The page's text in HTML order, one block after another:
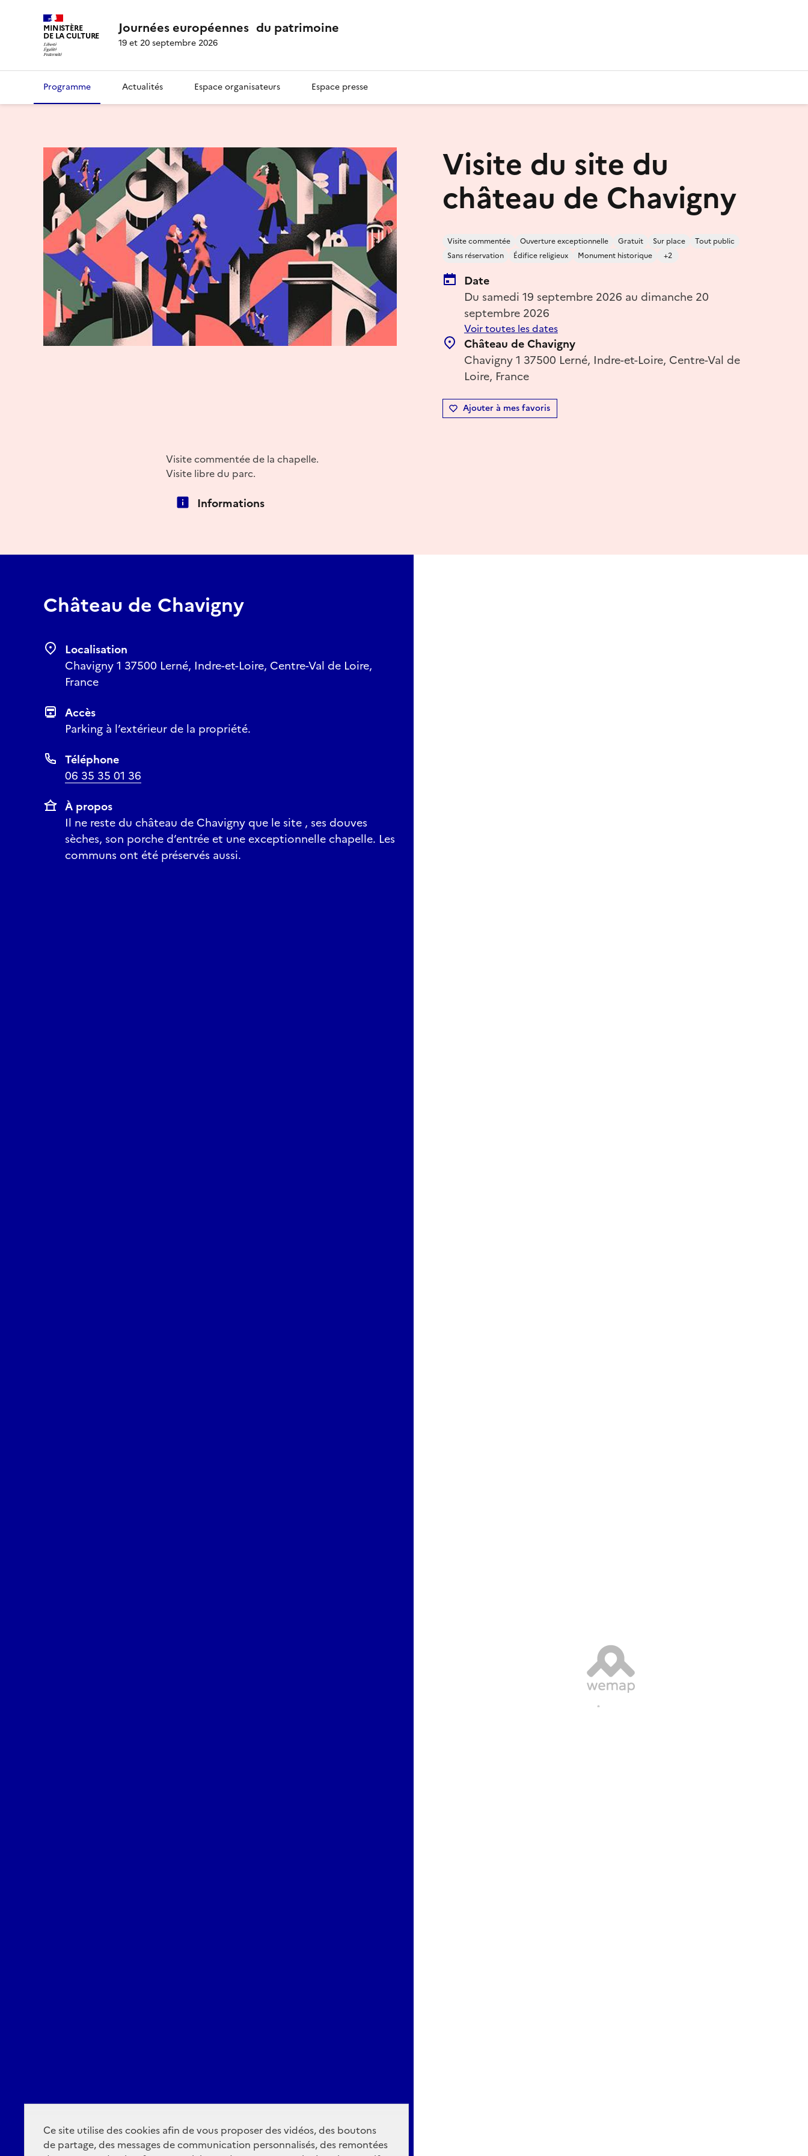
Ce site utilise des cookies afin de vous proposer des vidéos, des boutons
de partage, des messages de communication personnalisés, des remontées
MINISTÈRE
DE LA CULTURE Journées européennes du patrimoine
19 et 20 septembre 2026
Programme Actualités Espace organisateurs Espace presse
Visite du site du
château de Chavigny
Visite commentée Ouverture exceptionnelle Gratuit Sur place
Tout public
Sans réservation
Édifice religieux Monument historique +2
Date
Du samedi 19 septembre 2026 au dimanche 20
septembre 2026
Voir toutes les dates
Château de Chavigny
Chavigny 1 37500 Lerné, Indre-et-Loire, Centre-Val de
Loire, France
Ajouter à mes favoris
Visite commentée de la chapelle.
Visite libre du parc.
Informations
Château de Chavigny
Localisation
Chavigny 1 37500 Lerné, Indre-et-Loire, Centre-Val de Loire,
France
Accès
Parking à l’extérieur de la propriété.
Téléphone
06 35 35 01 36
À propos
Il ne reste du château de Chavigny que le site , ses douves
sèches, son porche d’entrée et une exceptionnelle chapelle. Les
communs ont été préservés aussi.